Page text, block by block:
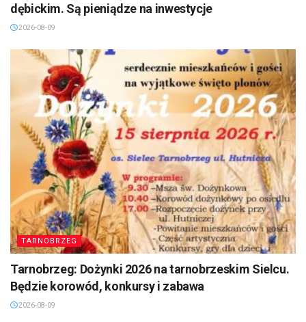
dębickim. Są pieniądze na inwestycje
2026-08-09
TARNOBRZEG
Tarnobrzeg: Dożynki 2026 na tarnobrzeskim Sielcu.
Będzie korowód, konkursy i zabawa
2026-08-09